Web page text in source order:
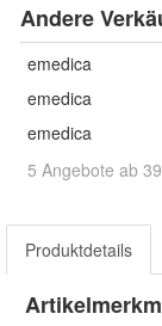
Andere
emedica
emedica
emedica
5 Angebote ab
Produktdetails